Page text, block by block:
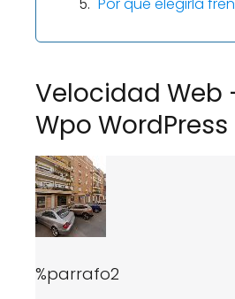
Por qué elegirla
Velocidad Web
Wpo WordPress
%parrafo2